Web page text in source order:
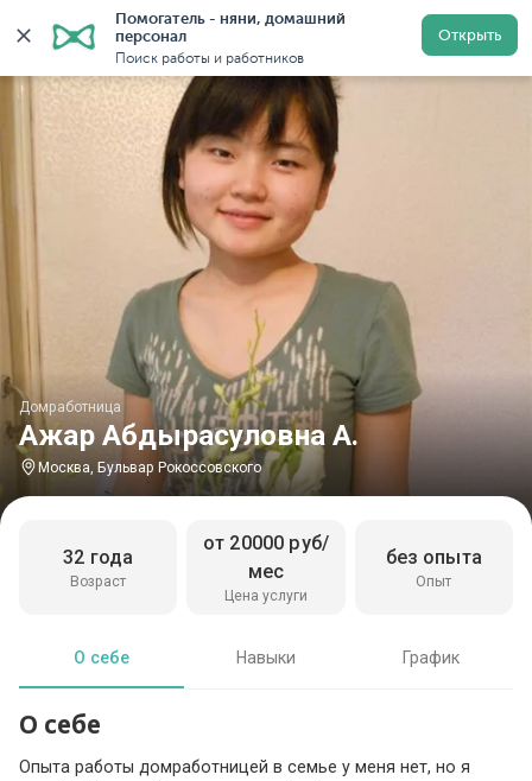
Помогатель - няни, домашний
персонал
Поиск работы и работников
Открыть
Главная Домработницы Домработницы в Москве
Ажар Абдырасуловна А.
Домработница
Москва, Бульвар Рокоссовского
Возраст
32 года
Цена услуги
от 20000 руб/
мес
Опыт
без опыта
О себе Навыки График
О себе
Опыта работы домработницей в семье у меня нет, но я